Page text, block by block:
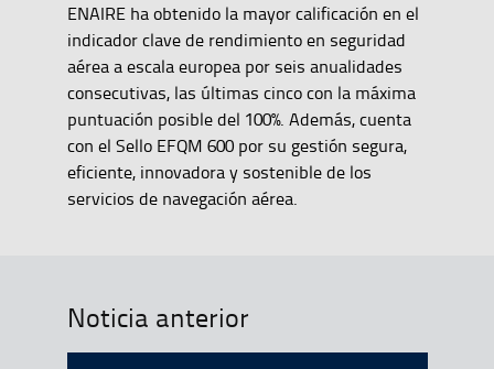
ENAIRE ha obtenido la mayor calificación en el
indicador clave de rendimiento en seguridad
aérea a escala europea por seis anualidades
consecutivas, las últimas cinco con la máxima
puntuación posible del 100%. Además, cuenta
con el Sello EFQM 600 por su gestión segura,
eficiente, innovadora y sostenible de los
servicios de navegación aérea.
Noticia anterior